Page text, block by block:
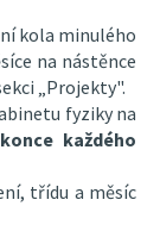
kola minulého
na nástěnce
„Projekty".
fyziky na
každého
třídu a měsíc